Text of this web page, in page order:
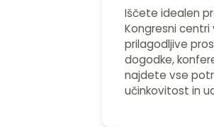
Iščete idealen
Kongresni centri
prilagodljive
dogodke,
najdete vse
učinkovitost in